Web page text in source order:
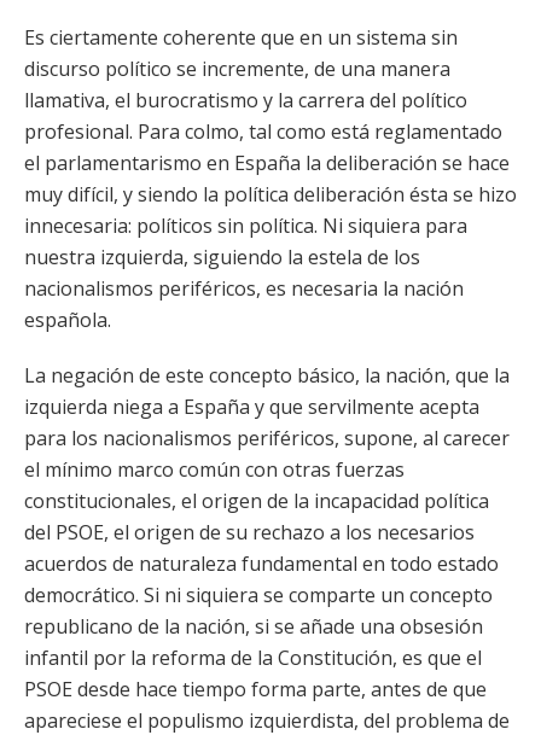
Es ciertamente coherente que en un sistema sin
discurso político se incremente, de una manera
llamativa, el burocratismo y la carrera del político
profesional. Para colmo, tal como está reglamentado
el parlamentarismo en España la deliberación se hace
muy difícil, y siendo la política deliberación ésta se hizo
innecesaria: políticos sin política. Ni siquiera para
nuestra izquierda, siguiendo la estela de los
nacionalismos periféricos, es necesaria la nación
española.
La negación de este concepto básico, la nación, que la
izquierda niega a España y que servilmente acepta
para los nacionalismos periféricos, supone, al carecer
el mínimo marco común con otras fuerzas
constitucionales, el origen de la incapacidad política
del PSOE, el origen de su rechazo a los necesarios
acuerdos de naturaleza fundamental en todo estado
democrático. Si ni siquiera se comparte un concepto
republicano de la nación, si se añade una obsesión
infantil por la reforma de la Constitución, es que el
PSOE desde hace tiempo forma parte, antes de que
apareciese el populismo izquierdista, del problema de